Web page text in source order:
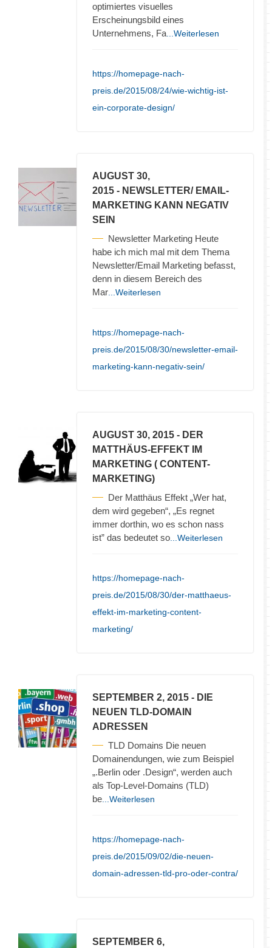
optimiertes visuelles
Erscheinungsbild eines
Unternehmens, Fa ...Weiterlesen
https://homepage-nach-
preis.de/2015/08/24/wie-wichtig-ist-
ein-corporate-design/
AUGUST 30,
2015 - NEWSLETTER/ EMAIL-
MARKETING KANN NEGATIV
SEIN
Newsletter Marketing Heute
habe ich mich mal mit dem Thema
Newsletter/Email Marketing befasst,
denn in diesem Bereich des
Mar ...Weiterlesen
https://homepage-nach-
preis.de/2015/08/30/newsletter-email-
marketing-kann-negativ-sein/
AUGUST 30, 2015 - DER
MATTHÄUS-EFFEKT IM
MARKETING ( CONTENT-
MARKETING)
Der Matthäus Effekt „Wer hat,
dem wird gegeben“, „Es regnet
immer dorthin, wo es schon nass
ist” das bedeutet so ...Weiterlesen
https://homepage-nach-
preis.de/2015/08/30/der-matthaeus-
effekt-im-marketing-content-
marketing/
SEPTEMBER 2, 2015 - DIE
NEUEN TLD-DOMAIN
ADRESSEN
TLD Domains Die neuen
Domainendungen, wie zum Beispiel
„.Berlin oder .Design“, werden auch
als Top-Level-Domains (TLD)
be ...Weiterlesen
https://homepage-nach-
preis.de/2015/09/02/die-neuen-
domain-adressen-tld-pro-oder-contra/
SEPTEMBER 6,